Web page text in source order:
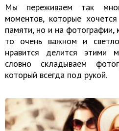
Мы переживаем так
моментов, которые
памяти, но и на
то очень важном и
нравится делится этими
словно складываем
который всегда под рукой.